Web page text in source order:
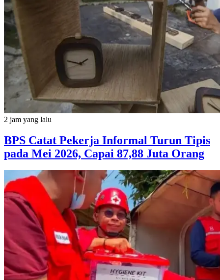
2 jam yang lalu
BPS Catat Pekerja Informal Turun Tipis
pada Mei 2026, Capai 87,88 Juta Orang